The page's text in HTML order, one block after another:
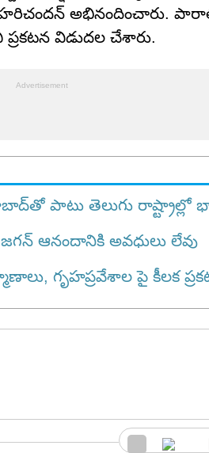
అభినందించారు.
విడుదల చేశారు.
పాటు తెలుగు రాష్ట్రాల్లో
ఆనందానికి అవధులు లేవు
గృహప్రవేశాల పై కీలక